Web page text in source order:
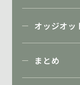
オッジオッ
まとめ